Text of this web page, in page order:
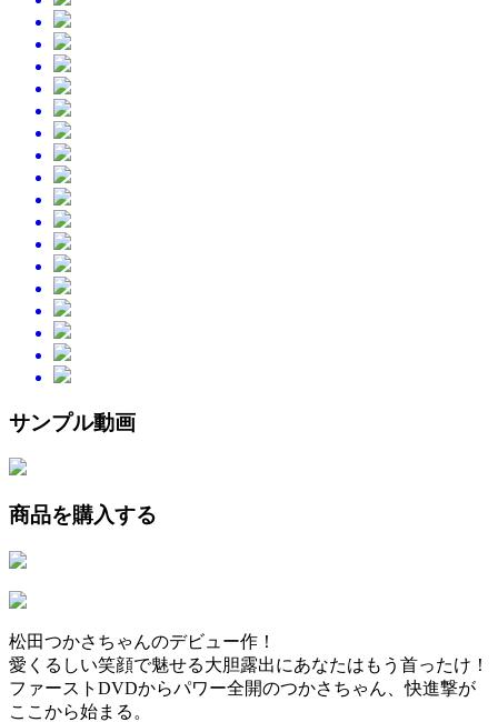
サンプル動画
商品を購入する
松田つかさちゃんのデビュー作！
愛くるしい笑顔で魅せる大胆露出にあなたはもう首ったけ！
ファーストDVDからパワー全開のつかさちゃん、快進撃が
ここから始まる。